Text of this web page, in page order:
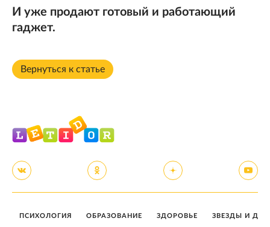
И уже продают готовый и работающий
гаджет.
Вернуться к статье
ПСИХОЛОГИЯ ОБРАЗОВАНИЕ ЗДОРОВЬЕ ЗВЕЗДЫ И